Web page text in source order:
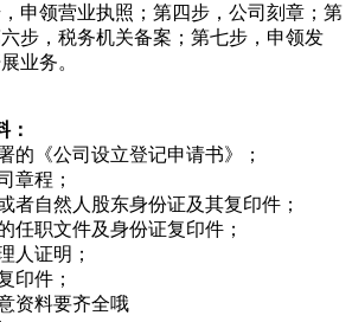
，申领营业执照；第四步，公司刻章；第
步，税务机关备案；第七步，申领发
业务。
：
的《公司设立登记申请书》；
章程；
者自然人股东身份证及其复印件；
任职文件及身份证复印件；
人证明；
印件；
资料要齐全哦